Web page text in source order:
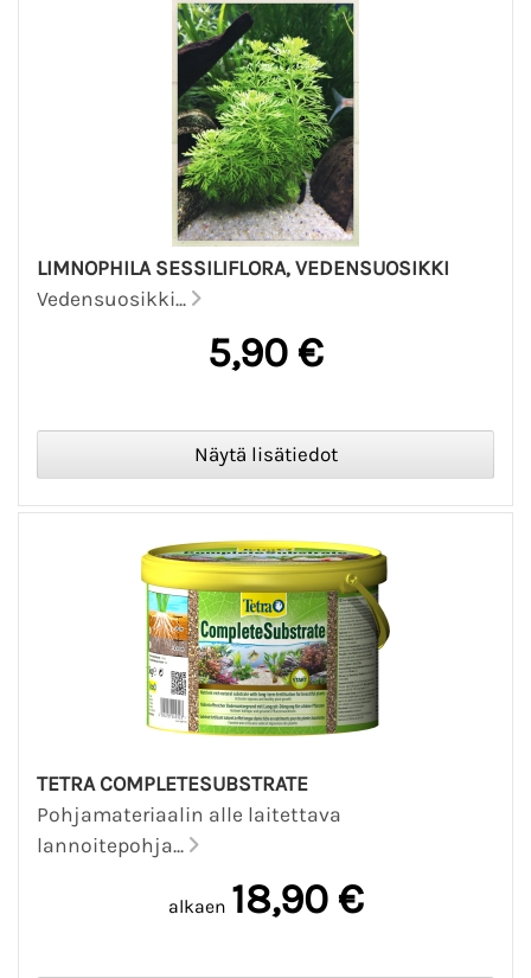
LIMNOPHILA SESSILIFLORA, VEDENSUOSIKKI
Vedensuosikki...
5,90 €
TETRA COMPLETESUBSTRATE
Pohjamateriaalin alle laitettava
lannoitepohja...
alkaen 18,90 €